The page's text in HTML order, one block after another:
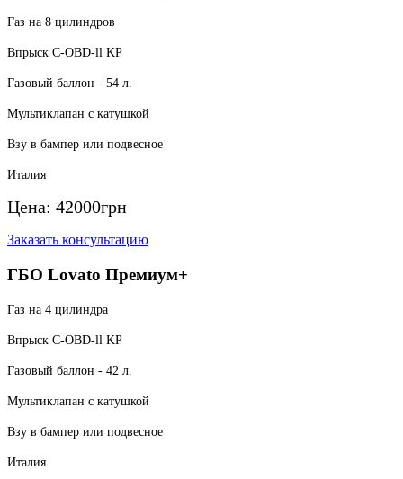
Газ на 8 цилиндров
Впрыск C-OBD-ll KP
Газовый баллон - 54 л.
Мультиклапан с катушкой
Взу в бампер или подвесное
Италия
Цена: 42000грн
Заказать консультацию
ГБО Lovato Премиум+
Газ на 4 цилиндра
Впрыск C-OBD-ll KP
Газовый баллон - 42 л.
Мультиклапан с катушкой
Взу в бампер или подвесное
Италия